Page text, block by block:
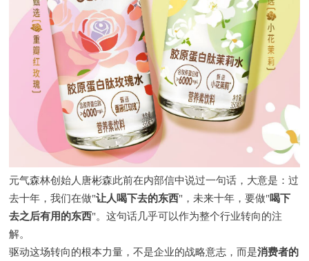
元气森林创始人唐彬森此前在内部信中说过一句话，大意是：过
去十年，我们在做"让人喝下去的东西"，未来十年，要做"喝下
去之后有用的东西"。这句话几乎可以作为整个行业转向的注
解。
驱动这场转向的根本力量，不是企业的战略意志，而是消费者的